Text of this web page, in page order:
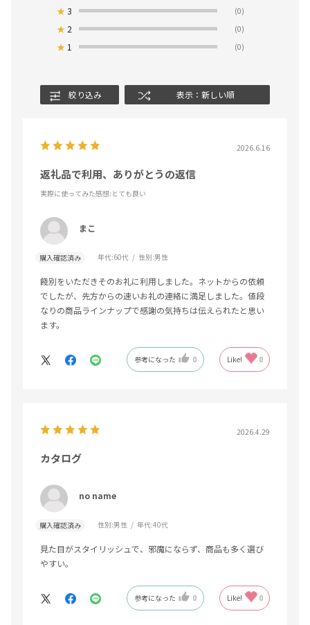
★3 (0)
★ 2 (0)
★ 1 (0)
絞り込み 表示：新しい順
2026.6.16
返礼品で利用、ありがとうの返信
実際に使ってみた感想:とても良い
まこ
購入確認済み 年代:60代 性別:男性
餞別をいただきそのお礼に利用しました。ネットからの依頼
でしたが、先方からの速いお礼の連絡に満足しました。値段
なりの商品ラインナップで感謝の気持ちは伝えられたと思い
ます。
参考になった 0 Like! 0
2026.4.29
カタログ
no name
購入確認済み 性別:男性 年代:40代
見た目がスタイリッシュで、邪魔にならず、商品も多く選び
やすい。
参考になった 0 Like! 0